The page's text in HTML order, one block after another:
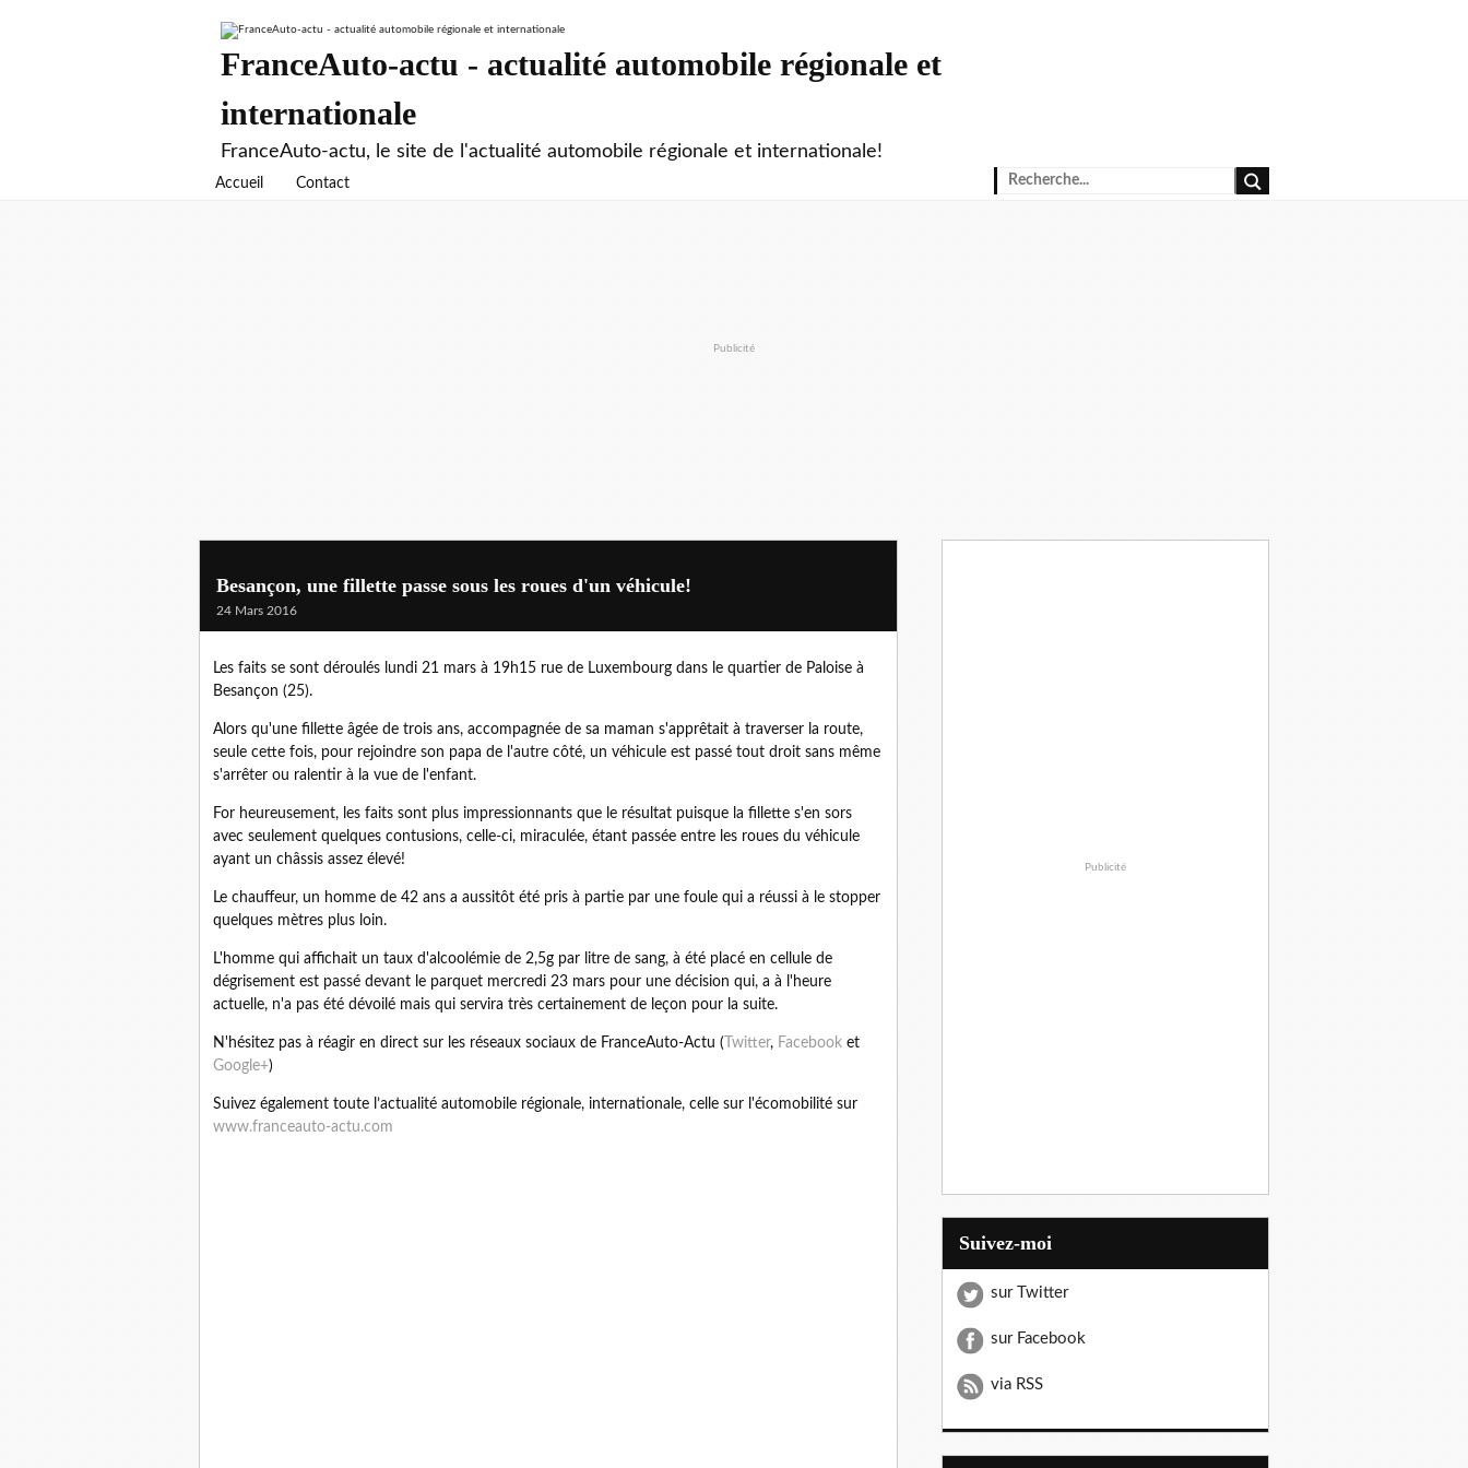
FranceAuto-actu - actualité automobile régionale et
internationale
FranceAuto-actu, le site de l'actualité automobile régionale et internationale!
Accueil Contact
Publicité
Besançon, une fillette passe sous les roues d'un véhicule!
24 Mars 2016
Les faits se sont déroulés lundi 21 mars à 19h15 rue de Luxembourg dans le quartier de Paloise à
Besançon (25).
Alors qu'une fillette âgée de trois ans, accompagnée de sa maman s'apprêtait à traverser la route,
seule cette fois, pour rejoindre son papa de l'autre côté, un véhicule est passé tout droit sans même
s'arrêter ou ralentir à la vue de l'enfant.
For heureusement, les faits sont plus impressionnants que le résultat puisque la fillette s'en sors
avec seulement quelques contusions, celle-ci, miraculée, étant passée entre les roues du véhicule
ayant un châssis assez élevé!
Le chauffeur, un homme de 42 ans a aussitôt été pris à partie par une foule qui a réussi à le stopper
quelques mètres plus loin.
L'homme qui affichait un taux d'alcoolémie de 2,5g par litre de sang, à été placé en cellule de
dégrisement est passé devant le parquet mercredi 23 mars pour une décision qui, a à l'heure
actuelle, n'a pas été dévoilé mais qui servira très certainement de leçon pour la suite.
N'hésitez pas à réagir en direct sur les réseaux sociaux de FranceAuto-Actu ( Twitter, Facebook et
Google+)
Suivez également toute l’actualité automobile régionale, internationale, celle sur l'écomobilité sur
www.franceauto-actu.com
Publicité
Suivez-moi
sur Twitter
sur Facebook
via RSS